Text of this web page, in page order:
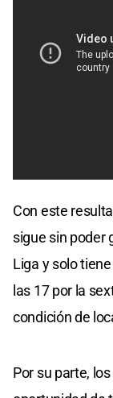
Con este
sigue sin poder
Liga y solo
las 17 por la
condición de
Por su parte,